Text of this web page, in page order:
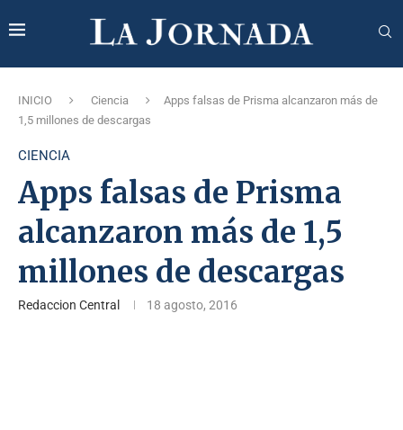
INICIO Ciencia
Apps falsas de Prisma alcanzaron más de
1,5 millones de descargas
CIENCIA
Apps falsas de Prisma
alcanzaron más de 1,5
millones de descargas
Redaccion Central 18 agosto, 2016